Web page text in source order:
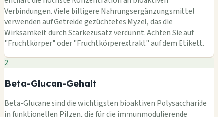
Verbindungen. Viele billigere Nahrungsergänzungsmittel
verwenden auf Getreide gezüchtetes Myzel, das die
Wirksamkeit durch Stärkezusatz verdünnt. Achten Sie auf
"Fruchtkörper" oder "Fruchtkörperextrakt" auf dem Etikett.
2
Beta-Glucan-Gehalt
Beta-Glucane sind die wichtigsten bioaktiven Polysaccharide
in funktionellen Pilzen, die für die immunmodulierende